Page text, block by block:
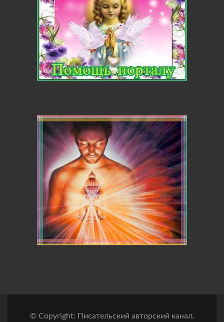
© Copyright: Писательский авторский канал.